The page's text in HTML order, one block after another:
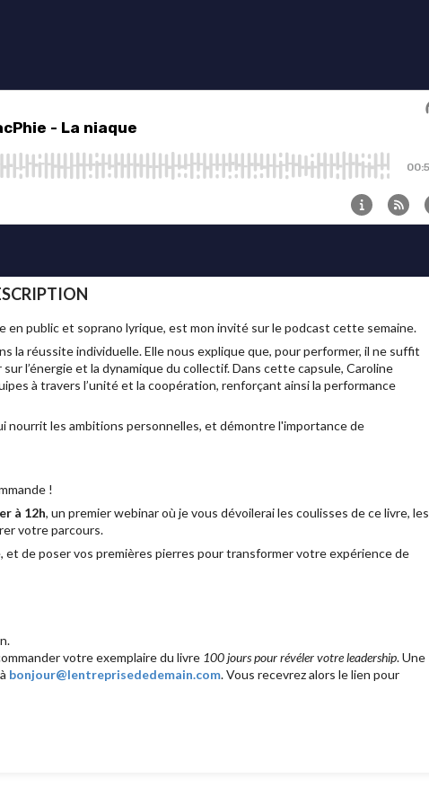
en public et soprano lyrique, est mon invité sur le podcast cette semaine.
la réussite individuelle. Elle nous explique que, pour performer, il ne suffit
l’énergie et la dynamique du collectif. Dans cette capsule, Caroline
à travers l’unité et la coopération, renforçant ainsi la performance
les ambitions personnelles, et démontre l'importance de
!
à 12h, un premier webinar où je vous dévoilerai les coulisses de ce livre, les
votre parcours.
de poser vos premières pierres pour transformer votre expérience de
votre exemplaire du livre 100 jours pour révéler votre leadership. Une
bonjour@lentreprisededemain.com. Vous recevrez alors le lien pour